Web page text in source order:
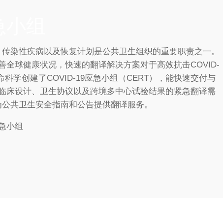
染性疾病以及恢复计划是公共卫生组织的重要职责之一。
全球健康状况，快速的翻译解决方案对于高效抗击COVID-
科学创建了COVID-19应急小组（CERT），能快速交付与
床设计、卫生协议以及跨境多中心试验结果的紧急翻译需
共卫生安全指南和公告提供翻译服务。
小组